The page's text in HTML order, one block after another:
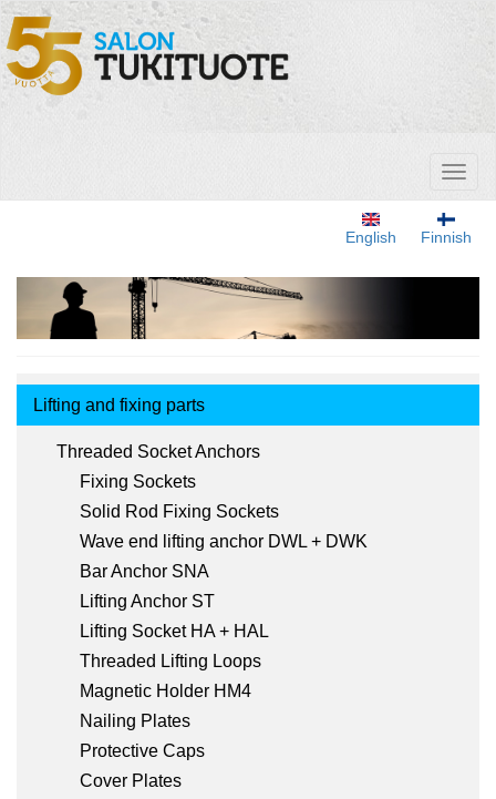
Skip
to
main
content
Finnish
English
Tuotemenu
Lifting and fixing parts
Threaded Socket Anchors
Fixing Sockets
Solid Rod Fixing Sockets
Wave end lifting anchor DWL + DWK
Bar Anchor SNA
Lifting Anchor ST
Lifting Socket HA + HAL
Threaded Lifting Loops
Magnetic Holder HM4
Nailing Plates
Protective Caps
Cover Plates